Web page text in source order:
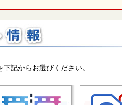
記からお選びください。